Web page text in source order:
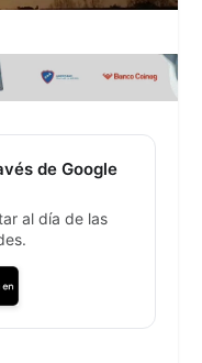
de Google
al día de las